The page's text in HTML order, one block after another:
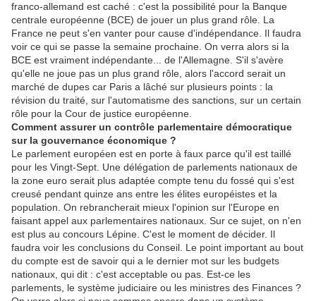
franco-allemand est caché : c'est la possibilité pour la Banque
centrale européenne (BCE) de jouer un plus grand rôle. La
France ne peut s'en vanter pour cause d'indépendance. Il faudra
voir ce qui se passe la semaine prochaine. On verra alors si la
BCE est vraiment indépendante... de l'Allemagne. S'il s'avère
qu'elle ne joue pas un plus grand rôle, alors l'accord serait un
marché de dupes car Paris a lâché sur plusieurs points : la
révision du traité, sur l'automatisme des sanctions, sur un certain
rôle pour la Cour de justice européenne.
Comment assurer un contrôle parlementaire démocratique
sur la gouvernance économique ?
Le parlement européen est en porte à faux parce qu'il est taillé
pour les Vingt-Sept. Une délégation de parlements nationaux de
la zone euro serait plus adaptée compte tenu du fossé qui s'est
creusé pendant quinze ans entre les élites européistes et la
population. On rebrancherait mieux l'opinion sur l'Europe en
faisant appel aux parlementaires nationaux. Sur ce sujet, on n'en
est plus au concours Lépine. C'est le moment de décider. Il
faudra voir les conclusions du Conseil. Le point important au bout
du compte est de savoir qui a le dernier mot sur les budgets
nationaux, qui dit : c'est acceptable ou pas. Est-ce les
parlements, le système judiciaire ou les ministres des Finances ?